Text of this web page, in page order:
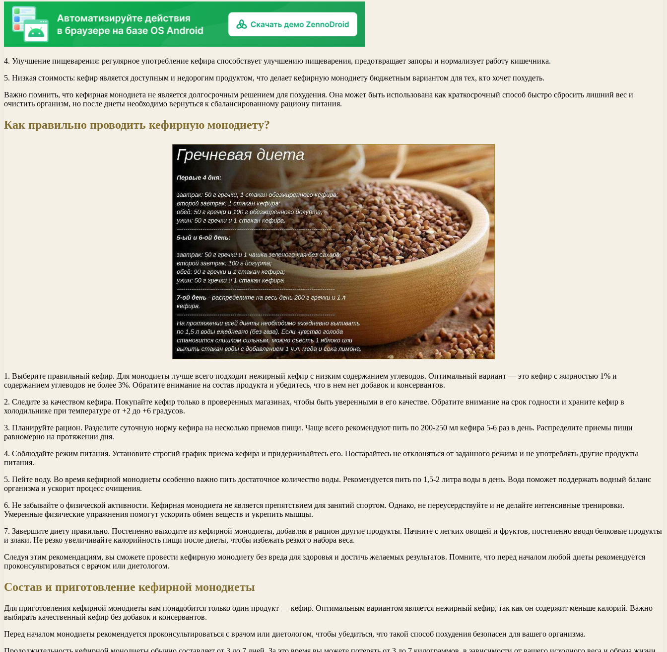
4. Улучшение пищеварения: регулярное употребление кефира способствует улучшению пищеварения, предотвращает запоры и нормализует работу кишечника.
5. Низкая стоимость: кефир является доступным и недорогим продуктом, что делает кефирную монодиету бюджетным вариантом для тех, кто хочет похудеть.
Важно помнить, что кефирная монодиета не является долгосрочным решением для похудения. Она может быть использована как краткосрочный способ быстро сбросить лишний вес и
очистить организм, но после диеты необходимо вернуться к сбалансированному рациону питания.
Как правильно проводить кефирную монодиету?
1. Выберите правильный кефир. Для монодиеты лучше всего подходит нежирный кефир с низким содержанием углеводов. Оптимальный вариант — это кефир с жирностью 1% и
содержанием углеводов не более 3%. Обратите внимание на состав продукта и убедитесь, что в нем нет добавок и консервантов.
2. Следите за качеством кефира. Покупайте кефир только в проверенных магазинах, чтобы быть уверенными в его качестве. Обратите внимание на срок годности и храните кефир в
холодильнике при температуре от +2 до +6 градусов.
3. Планируйте рацион. Разделите суточную норму кефира на несколько приемов пищи. Чаще всего рекомендуют пить по 200-250 мл кефира 5-6 раз в день. Распределите приемы пищи
равномерно на протяжении дня.
4. Соблюдайте режим питания. Установите строгий график приема кефира и придерживайтесь его. Постарайтесь не отклоняться от заданного режима и не употреблять другие продукты
питания.
5. Пейте воду. Во время кефирной монодиеты особенно важно пить достаточное количество воды. Рекомендуется пить по 1,5-2 литра воды в день. Вода поможет поддержать водный баланс
организма и ускорит процесс очищения.
6. Не забывайте о физической активности. Кефирная монодиета не является препятствием для занятий спортом. Однако, не переусердствуйте и не делайте интенсивные тренировки.
Умеренные физические упражнения помогут ускорить обмен веществ и укрепить мышцы.
7. Завершите диету правильно. Постепенно выходите из кефирной монодиеты, добавляя в рацион другие продукты. Начните с легких овощей и фруктов, постепенно вводя белковые продукты
и злаки. Не резко увеличивайте калорийность пищи после диеты, чтобы избежать резкого набора веса.
Следуя этим рекомендациям, вы сможете провести кефирную монодиету без вреда для здоровья и достичь желаемых результатов. Помните, что перед началом любой диеты рекомендуется
проконсультироваться с врачом или диетологом.
Состав и приготовление кефирной монодиеты
Для приготовления кефирной монодиеты вам понадобится только один продукт — кефир. Оптимальным вариантом является нежирный кефир, так как он содержит меньше калорий. Важно
выбирать качественный кефир без добавок и консервантов.
Перед началом монодиеты рекомендуется проконсультироваться с врачом или диетологом, чтобы убедиться, что такой способ похудения безопасен для вашего организма.